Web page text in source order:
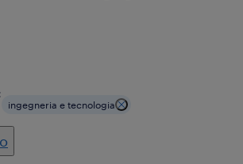
ingegneria e tecnologia